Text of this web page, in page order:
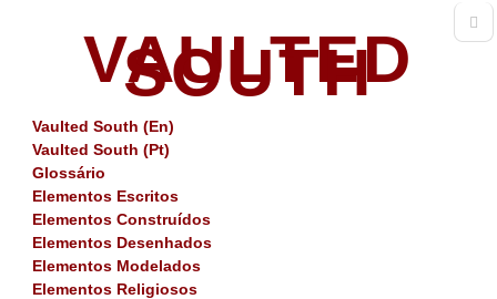
VAULTED
SOUTH
Vaulted South (En)
Vaulted South (Pt)
Glossário
Elementos Escritos
Elementos Construídos
Elementos Desenhados
Elementos Modelados
Elementos Religiosos